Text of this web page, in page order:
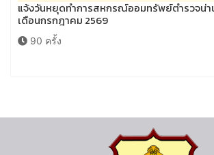
แจ้งวันหยุดทำการสหกรณ์ออมทรัพย์ตำรวจน่า
เดือนกรกฎาคม 2569
90 ครั้ง